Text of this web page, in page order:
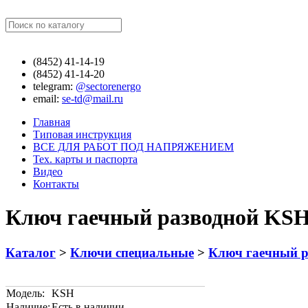
Найти
(8452) 41-14-19
(8452) 41-14-20
telegram: @sectorenergo
email: se-td@mail.ru
Главная
Типовая инструкция
ВСЕ ДЛЯ РАБОТ ПОД НАПРЯЖЕНИЕМ
Тех. карты и паспорта
Видео
Контакты
Ключ гаечный разводной
Каталог > Ключи специальные > Ключ гаечный
Модель:
KSH